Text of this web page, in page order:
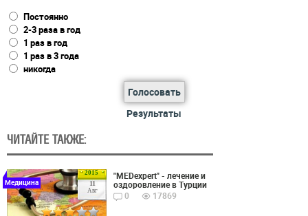
Постоянно
2-3 раза в год
1 раз в год
1 раз в 3 года
никогда
Голосовать
Результаты
ЧИТАЙТЕ ТАКЖЕ:
2015
11
Авг
Медицина
"MEDexpert" - лечение и
оздоровление в Турции
0
17869